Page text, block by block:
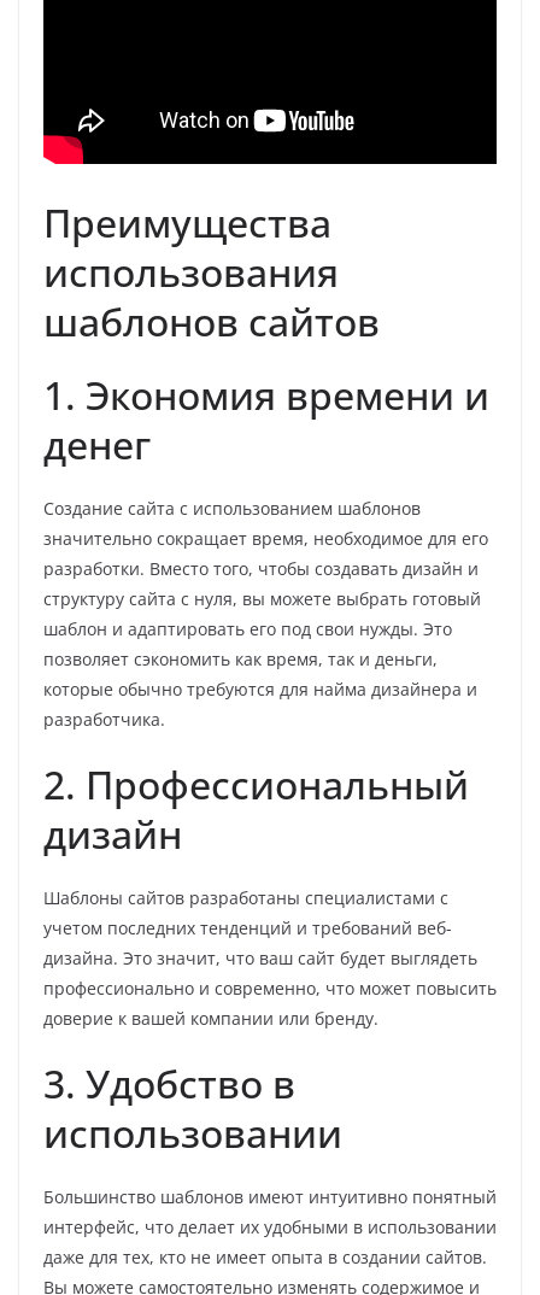
Преимущества
использования
шаблонов сайтов
1. Экономия времени и
денег
Создание сайта с использованием шаблонов
значительно сокращает время, необходимое для его
разработки. Вместо того, чтобы создавать дизайн и
структуру сайта с нуля, вы можете выбрать готовый
шаблон и адаптировать его под свои нужды. Это
позволяет сэкономить как время, так и деньги,
которые обычно требуются для найма дизайнера и
разработчика.
2. Профессиональный
дизайн
Шаблоны сайтов разработаны специалистами с
учетом последних тенденций и требований веб-
дизайна. Это значит, что ваш сайт будет выглядеть
профессионально и современно, что может повысить
доверие к вашей компании или бренду.
3. Удобство в
использовании
Большинство шаблонов имеют интуитивно понятный
интерфейс, что делает их удобными в использовании
даже для тех, кто не имеет опыта в создании сайтов.
Вы можете самостоятельно изменять содержимое и